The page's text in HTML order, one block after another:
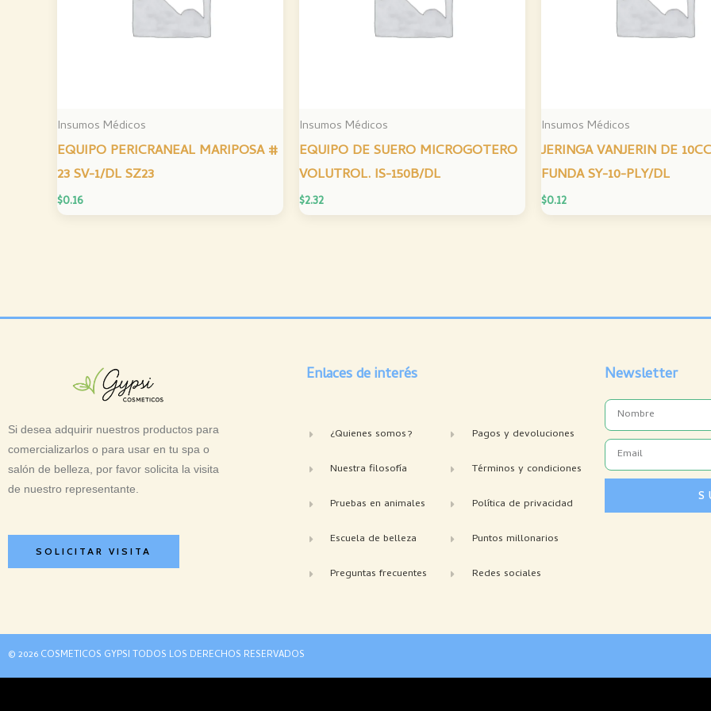
Insumos Médicos
EQUIPO PERICRANEAL MARIPOSA #
23 SV-1/DL SZ23
$0.16
Insumos Médicos
EQUIPO DE SUERO MICROGOTERO
VOLUTROL. IS-150B/DL
$2.32
Insumos Médicos
JERINGA VANJERIN DE
FUNDA SY-10-PLY/DL
$0.12
Si desea adquirir nuestros productos para
comercializarlos o para usar en tu spa o
salón de belleza, por favor solicita la visita
de nuestro representante.
SOLICITAR VISITA
Enlaces de interés
¿Quienes somos?
Nuestra filosofía
Pruebas en animales
Escuela de belleza
Preguntas frecuentes
Pagos y devoluciones
Términos y condiciones
Política de privacidad
Puntos millonarios
Redes sociales
Newsletter
Name
Email
© 2026 COSMETICOS GYPSI TODOS LOS DERECHOS RESERVADOS